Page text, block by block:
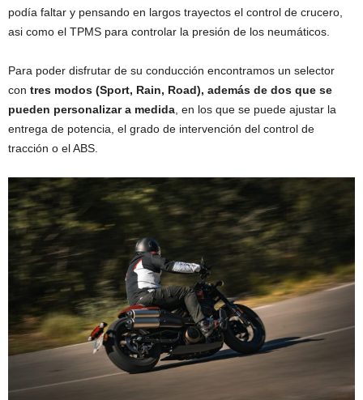
podía faltar y pensando en largos trayectos el control de crucero,
asi como el TPMS para controlar la presión de los neumáticos.
Para poder disfrutar de su conducción encontramos un selector
con tres modos (Sport, Rain, Road), además de dos que se
pueden personalizar a medida , en los que se puede ajustar la
entrega de potencia, el grado de intervención del control de
tracción o el ABS.